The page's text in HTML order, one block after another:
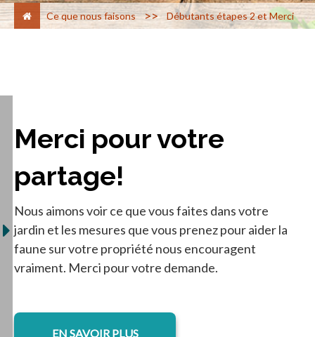
Ce que nous faisons > Débutants étapes 2 et Merci
Merci pour votre
partage!
Nous aimons voir ce que vous faites dans votre
jardin et les mesures que vous prenez pour aider la
faune sur votre propriété nous encouragent
vraiment. Merci pour votre demande.
EN SAVOIR PLUS
s’ouvre dans un nouvel onglet